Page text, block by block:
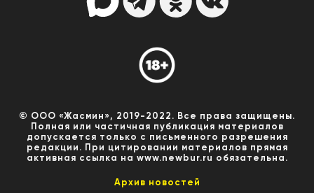
© ООО «Жасмин», 2019-2022. Все права защищены.
Полная или частичная публикация материалов
допускается только с письменного разрешения
редакции. При цитировании материалов прямая
активная ссылка на www.newbur.ru обязательна.
Архив новостей